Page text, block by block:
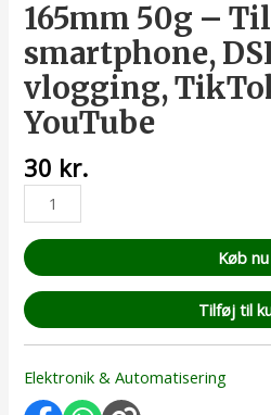
165mm 50g – Til
smartphone,
vlogging,
YouTube
30 kr.
Køb nu
Tilføj til
Elektronik & Automatisering